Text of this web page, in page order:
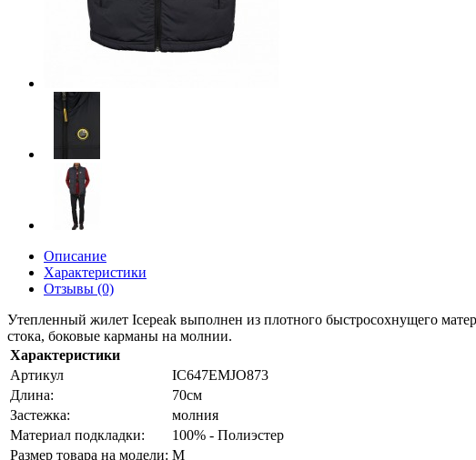
Описание
Характеристики
Отзывы (0)
Утепленный жилет Icepeak выполнен из плотного быстросохнущего
стока, боковые карманы на молнии.
Характеристики
Артикул
IC647EMJO873
Длина:
70см
Застежка:
молния
Материал подкладки:
100% - Полиэстер
Размер товара на модели: М